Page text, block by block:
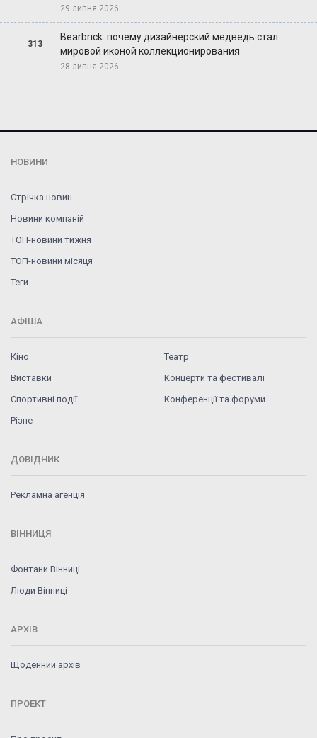
29 липня 2026
313
Bearbrick: почему дизайнерский медведь стал
мировой иконой коллекционирования
28 липня 2026
НОВИНИ
Стрічка новин
Новини компаній
ТОП-новини тижня
ТОП-новини місяця
Теги
АФІША
Кіно
Театр
Виставки
Концерти та фестивалі
Спортивні події
Конференції та форуми
Різне
ДОВІДНИК
Рекламна агенція
ВІННИЦЯ
Фонтани Вінниці
Люди Вінниці
АРХІВ
Щоденний архів
ПРОЕКТ